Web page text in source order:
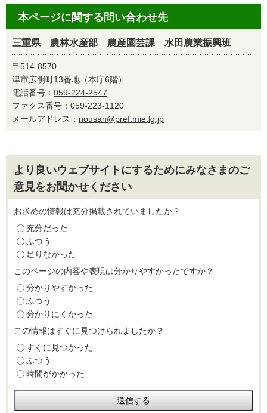
本ページに関する問い合わせ先
三重県 農林水産部 農産園芸課 水田農業振興班
〒514-8570
津市広明町13番地（本庁6階）
電話番号： 059-224-2547
ファクス番号：059-223-1120
メールアドレス： nousan@pref.mie.lg.jp
より良いウェブサイトにするためにみなさまのご
意見をお聞かせください
お求めの情報は充分掲載されていましたか？
充分だった
ふつう
足りなかった
このページの内容や表現は分かりやすかったですか？
分かりやすかった
ふつう
分かりにくかった
この情報はすぐに見つけられましたか？
すぐに見つかった
ふつう
時間がかかった